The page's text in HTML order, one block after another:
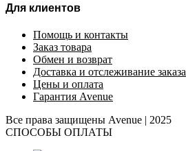
Для клиентов
Помощь и контакты
Заказ товара
Обмен и возврат
Доставка и отслеживание заказа
Цены и оплата
Гарантия Avenue
Все права защищены Avenue | 2025
СПОСОБЫ ОПЛАТЫ